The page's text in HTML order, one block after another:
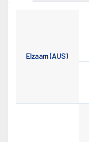
Elzaam (AUS)